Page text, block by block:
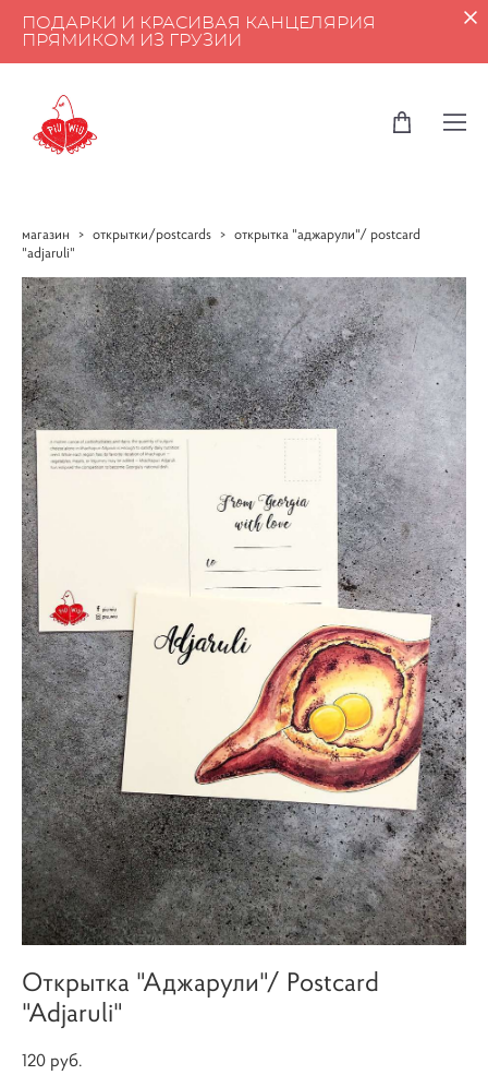
ПОДАРКИ И КРАСИВАЯ КАНЦЕЛЯРИЯ
ПРЯМИКОМ ИЗ ГРУЗИИ
магазин > открытки/postcards > открытка "аджарули"/ postcard
"adjaruli"
Открытка "Аджарули"/ Postcard
"Adjaruli"
120 pуб.